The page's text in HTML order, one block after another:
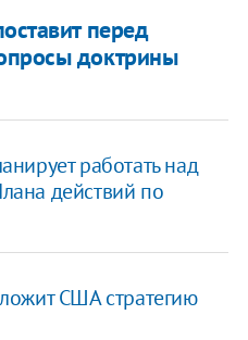
перед
доктрины
работать над
действий по
США стратегию